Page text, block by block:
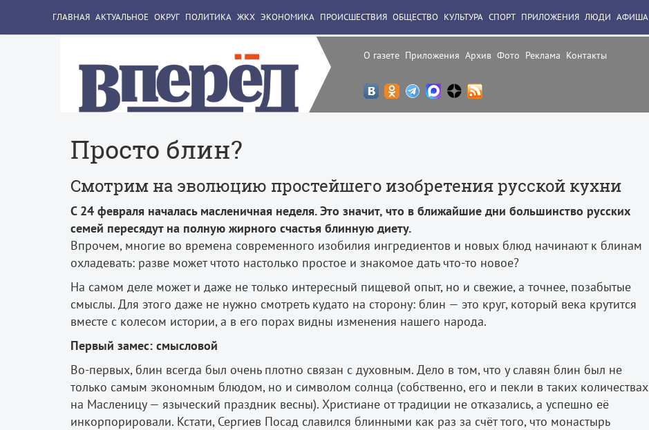
О газете Приложения Архив Фото Реклама Контакты
ГЛАВНАЯ АКТУАЛЬНОЕ ОКРУГ ПОЛИТИКА ЖКХ ЭКОНОМИКА ПРОИСШЕСТВИЯ ОБЩЕСТВО КУЛЬТУРА СПОРТ ПРИЛОЖЕНИЯ ЛЮДИ АФИША
Просто блин?
Смотрим на эволюцию простейшего изобретения русской кухни
С 24 февраля началась масленичная неделя. Это значит, что в ближайшие дни большинство русских
семей пересядут на полную жирного счастья блинную диету.
Впрочем, многие во времена современного изобилия ингредиентов и новых блюд начинают к блинам
охладевать: разве может что­то настолько простое и знакомое дать что-­то новое?
На самом деле может и даже не только интересный пищевой опыт, но и свежие, а точнее, позабытые
смыслы. Для этого даже не нужно смотреть куда­то на сторону: блин — это круг, который века крутится
вместе с колесом истории, а в его порах видны изменения нашего народа.
Первый замес: смысловой
Во-­первых, блин всегда был очень плотно связан с духовным. Дело в том, что у славян блин был не
только самым экономным блюдом, но и символом солнца (собственно, его и пекли в таких количествах
на Масленицу — языческий праздник весны). Христиане от традиции не отказались, а успешно её
инкорпорировали. Кстати, Сергиев Посад славился блинными как раз за счёт того, что монастырь